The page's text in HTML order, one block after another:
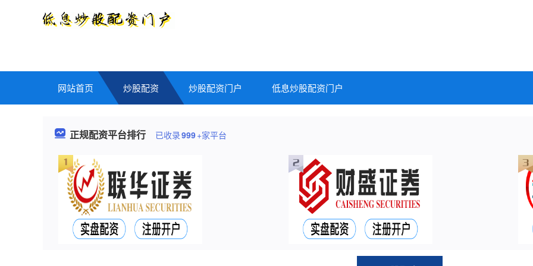
网站首页 炒股配资 炒股配资门户 低息炒股配资门户
正规配资平台排行 已收录999+家平台